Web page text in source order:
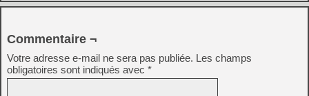
Commentaire ¬
Votre adresse e-mail ne sera pas publiée. Les champs
obligatoires sont indiqués avec *